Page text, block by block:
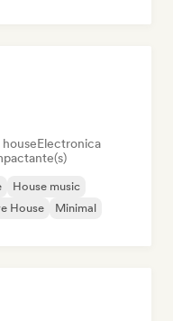
Electronica
House music
House
Minimal